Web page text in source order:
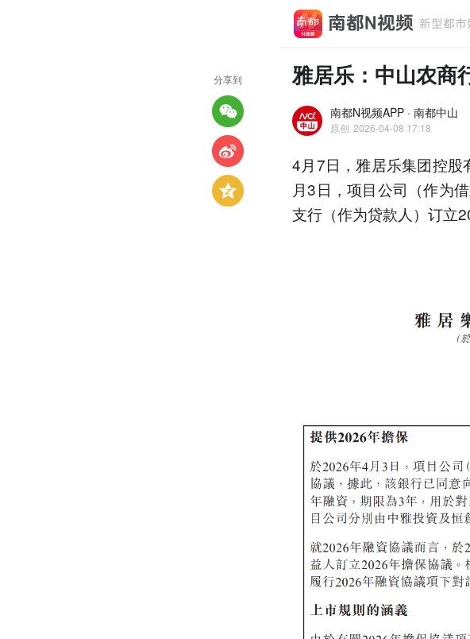
雅居乐：中山农商
南都N视频APP · 南都中山
原创 2026-04-08 17:18
4月7日，雅居乐集团控
月3日，项目公司（作为
支行（作为贷款人）订立
分享到